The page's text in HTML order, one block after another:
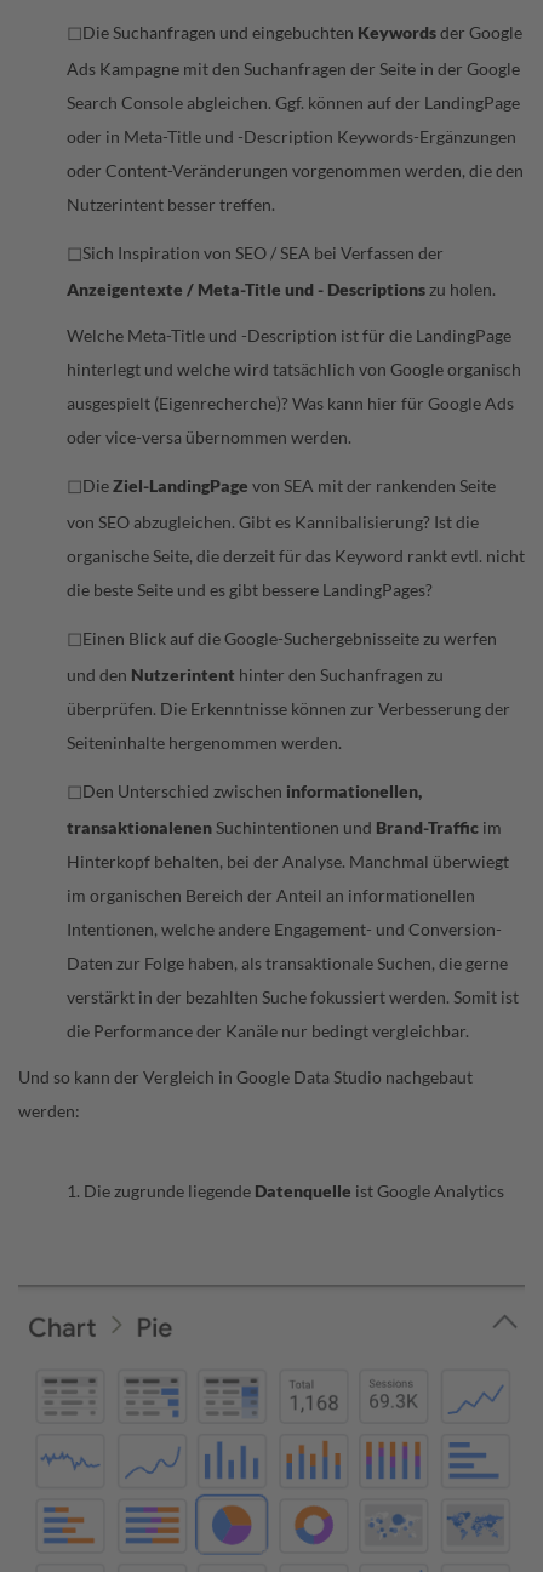
◻Die Suchanfragen und eingebuchten Keywordsder Google
Ads Kampagne mit den Suchanfragen der Seite in der Google
Search Console abgleichen. Ggf. können auf der LandingPage
oder in Meta-Title und -Description Keywords-Ergänzungen
oder Content-Veränderungen vorgenommen werden, die den
Nutzerintent besser treffen.
◻Sich Inspiration von SEO / SEA bei Verfassen der
Anzeigentexte / Meta-Title und - Descriptions zu holen.
Welche Meta-Title und -Description ist für die LandingPage
hinterlegt und welche wird tatsächlich von Google organisch
ausgespielt (Eigenrecherche)? Was kann hier für Google Ads
oder vice-versa übernommen werden.
◻DieZiel-LandingPage von SEA mit der rankenden Seite
von SEO abzugleichen. Gibt es Kannibalisierung? Ist die
organische Seite, die derzeit für das Keyword rankt evtl. nicht
die beste Seite und es gibt bessere LandingPages?
◻Einen Blick auf die Google-Suchergebnisseite zu werfen
und den Nutzerintent hinter den Suchanfragen zu
überprüfen. Die Erkenntnisse können zur Verbesserung der
Seiteninhalte hergenommen werden.
◻Den Unterschied zwischen informationellen,
transaktionalenenSuchintentionen und Brand-Traffic im
Hinterkopf behalten, bei der Analyse. Manchmal überwiegt
im organischen Bereich der Anteil an informationellen
Intentionen, welche andere Engagement- und Conversion-
Daten zur Folge haben, als transaktionale Suchen, die gerne
verstärkt in der bezahlten Suche fokussiert werden. Somit ist
die Performance der Kanäle nur bedingt vergleichbar.
Und so kann der Vergleich in Google Data Studio nachgebaut
werden:
1. Die zugrunde liegende Datenquelle ist Google Analytics